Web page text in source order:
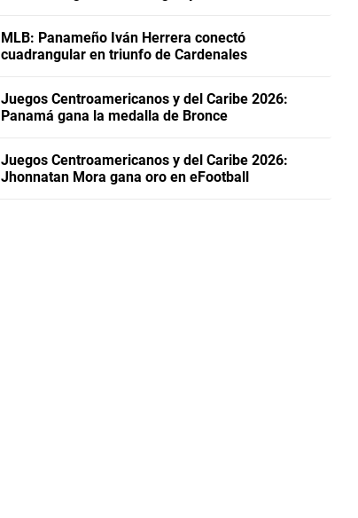
MLB: Panameño Iván Herrera conectó
cuadrangular en triunfo de Cardenales
Juegos Centroamericanos y del Caribe 2026:
Panamá gana la medalla de Bronce
Juegos Centroamericanos y del Caribe 2026:
Jhonnatan Mora gana oro en eFootball